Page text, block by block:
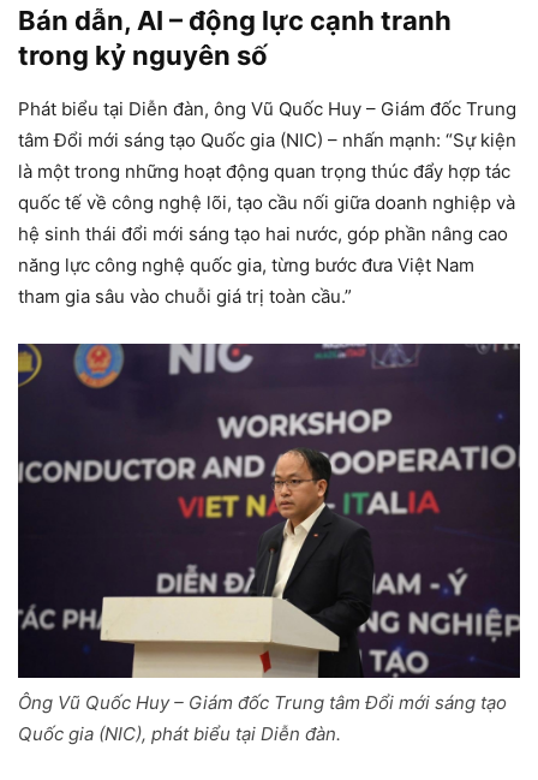
Bán dẫn, AI – động lực cạnh tranh
trong kỷ nguyên số
Phát biểu tại Diễn đàn, ông Vũ Quốc Huy – Giám đốc Trung
tâm Đổi mới sáng tạo Quốc gia (NIC) – nhấn mạnh: “Sự kiện
là một trong những hoạt động quan trọng thúc đẩy hợp tác
quốc tế về công nghệ lõi, tạo cầu nối giữa doanh nghiệp và
hệ sinh thái đổi mới sáng tạo hai nước, góp phần nâng cao
năng lực công nghệ quốc gia, từng bước đưa Việt Nam
tham gia sâu vào chuỗi giá trị toàn cầu.”
Ông Vũ Quốc Huy – Giám đốc Trung tâm Đổi mới sáng tạo
Quốc gia (NIC), phát biểu tại Diễn đàn.